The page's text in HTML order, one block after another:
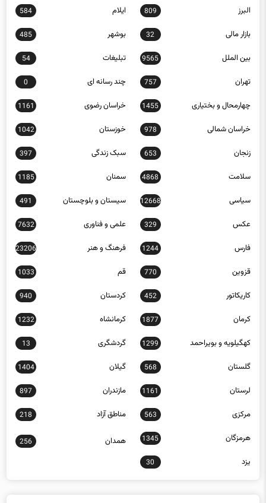
بازار مالی 32 بوشهر 485
بین الملل 9565 تبلیغات 54
تهران 757 چند رسانه ای 0
چهارمحال و بختیاری 1455 خراسان رضوی 1161
خراسان شمالی 978 خوزستان 1042
زنجان 653 سبک زندگی 397
سلامت 4868 سمنان 1185
سیاسی 12668 سیستان و بلوچستان 491
عکس 329 علمی و فناوری 7632
فارس 1244 فرهنگ و هنر 23206
قزوین 770 قم 1033
کاریکاتور 452 کردستان 940
کرمان 1877 کرمانشاه 1232
کهگیلویه و بویراحمد 1299 گردشگری 13
گلستان 568 گیلان 1404
لرستان 1161 مازندران 897
مرکزی 563 مناطق آزاد 218
هرمزگان 1345
256
یزد 30